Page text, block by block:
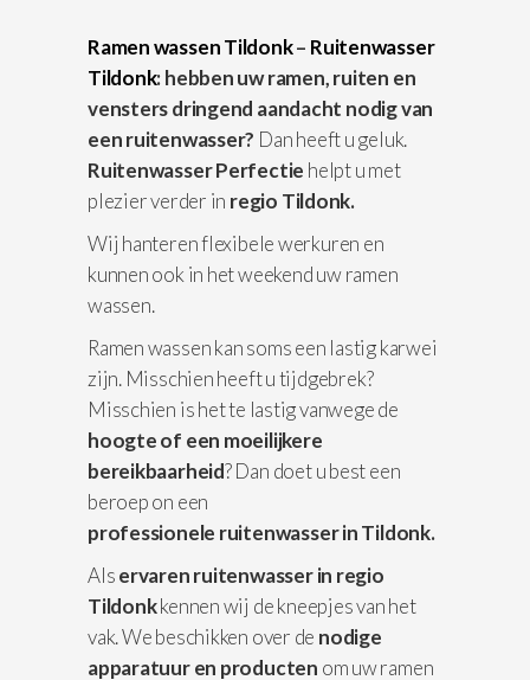
Ramen wassen Tildonk– Ruitenwasser
Tildonk: hebben uw ramen, ruiten en
vensters dringend aandacht nodig van
een ruitenwasser? Dan heeft u geluk.
Ruitenwasser Perfectie helpt u met
plezier verder in regio Tildonk.
Wij hanteren flexibele werkuren en
kunnen ook in het weekend uw ramen
wassen.
Ramen wassen kan soms een lastig karwei
zijn. Misschien heeft u tijdgebrek?
Misschien is het te lastig vanwege de
hoogte of een moeilijkere
bereikbaarheid? Dan doet u best een
beroep on een
professionele ruitenwasser in Tildonk.
Alservaren ruitenwasser in regio
Tildonkkennen wij de kneepjes van het
vak. We beschikken over de nodige
apparatuuren producten om uw ramen